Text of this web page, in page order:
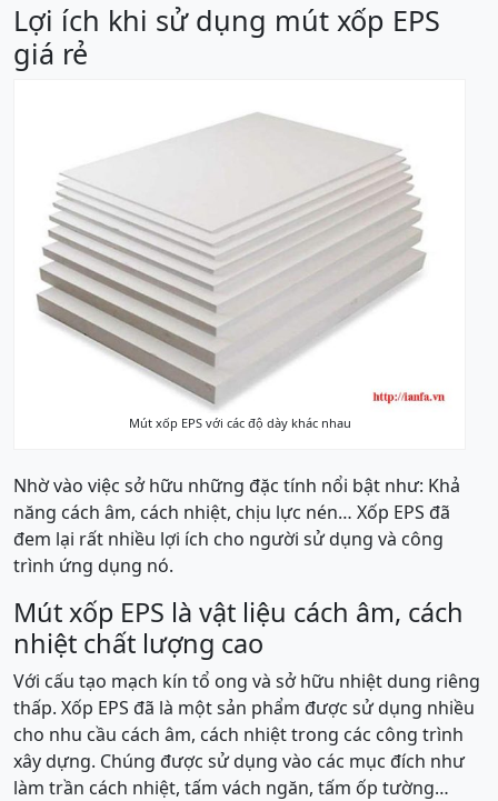
Lợi ích khi sử dụng mút xốp EPS
giá rẻ
Mút xốp EPS với các độ dày khác nhau
Nhờ vào việc sở hữu những đặc tính nổi bật như: Khả
năng cách âm, cách nhiệt, chịu lực nén… Xốp EPS đã
đem lại rất nhiều lợi ích cho người sử dụng và công
trình ứng dụng nó.
Mút xốp EPS là vật liệu cách âm, cách
nhiệt chất lượng cao
Với cấu tạo mạch kín tổ ong và sở hữu nhiệt dung riêng
thấp. Xốp EPS đã là một sản phẩm được sử dụng nhiều
cho nhu cầu cách âm, cách nhiệt trong các công trình
xây dựng. Chúng được sử dụng vào các mục đích như
làm trần cách nhiệt, tấm vách ngăn, tấm ốp tường…